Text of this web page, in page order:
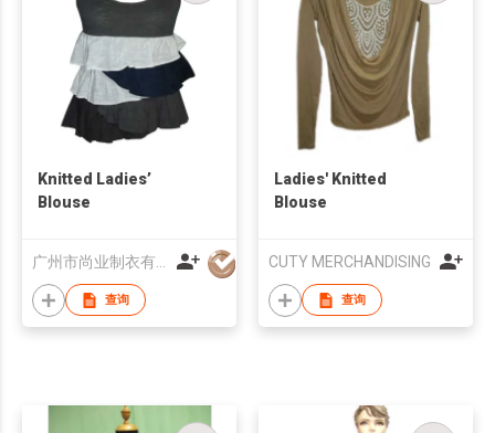
Knitted Ladies’
Blouse
查询
Ladies' Knitted
Blouse
CUTY MERCHANDISING
查询